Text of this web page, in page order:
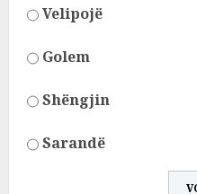
Velipojë
Golem
Shëngjin
Sarandë